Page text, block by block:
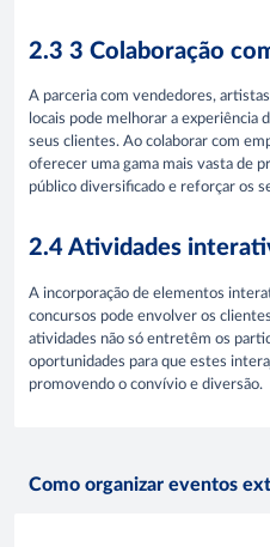
2.3 3 Colaboração
A parceria com vendedores,
locais pode melhorar a experiência
seus clientes. Ao colaborar com
oferecer uma gama mais vasta de
público diversificado e reforçar os
2.4 Atividades
A incorporação de elementos
concursos pode envolver os
atividades não só entretêm os
oportunidades para que estes
promovendo o convívio e diversão.
Como organizar eventos